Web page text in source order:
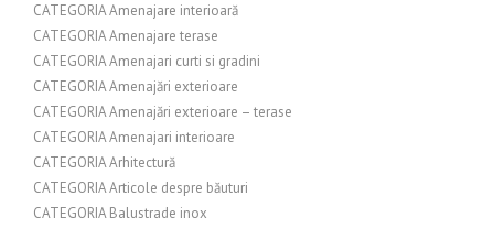
CATEGORIA Amenajare interioară
CATEGORIA Amenajare terase
CATEGORIA Amenajari curti si gradini
CATEGORIA Amenajări exterioare
CATEGORIA Amenajări exterioare – terase
CATEGORIA Amenajari interioare
CATEGORIA Arhitectură
CATEGORIA Articole despre băuturi
CATEGORIA Balustrade inox